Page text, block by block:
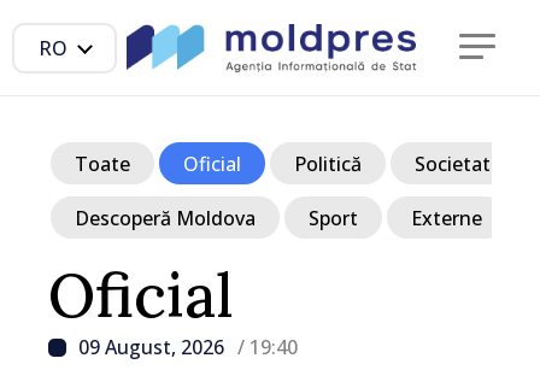
RO
Oficial
09 August, 2026 / 19:40
Toate Oficial Politică Societate
Descoperă Moldova Sport Externe